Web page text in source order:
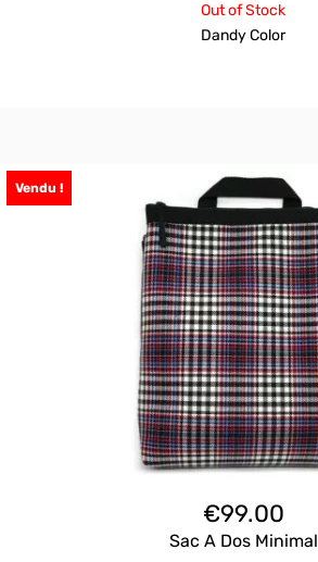
Out of Stock
Dandy Color
Vendu !
€99.00
Sac A Dos Minimal